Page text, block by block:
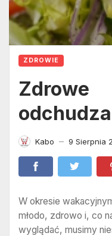
ZDROWIE
Zdrowe
Kabo — 9 Sierpnia
W okresie
młodo, zdrowo i, co
wyglądać, musimy